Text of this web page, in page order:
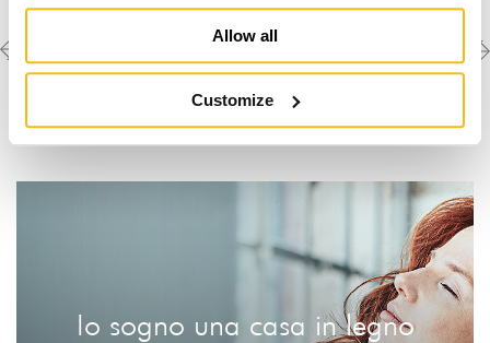
Allow all
Customize
project
Scopri le altre
realizzazioni
project
Io sogno una casa in legno